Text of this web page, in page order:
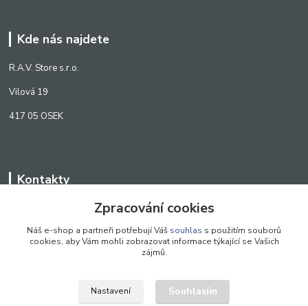
Kde nás najdete
R.A.V. Store s.r.o.
Vilová 19
417 05 OSEK
Kontakty
+420 776 242 909
Zpracování cookies
Náš e-shop a partneři potřebují Váš souhlas s použitím souborů
cookies, aby Vám mohli zobrazovat informace týkající se Vašich
zájmů.
Nastavení Souhlasím